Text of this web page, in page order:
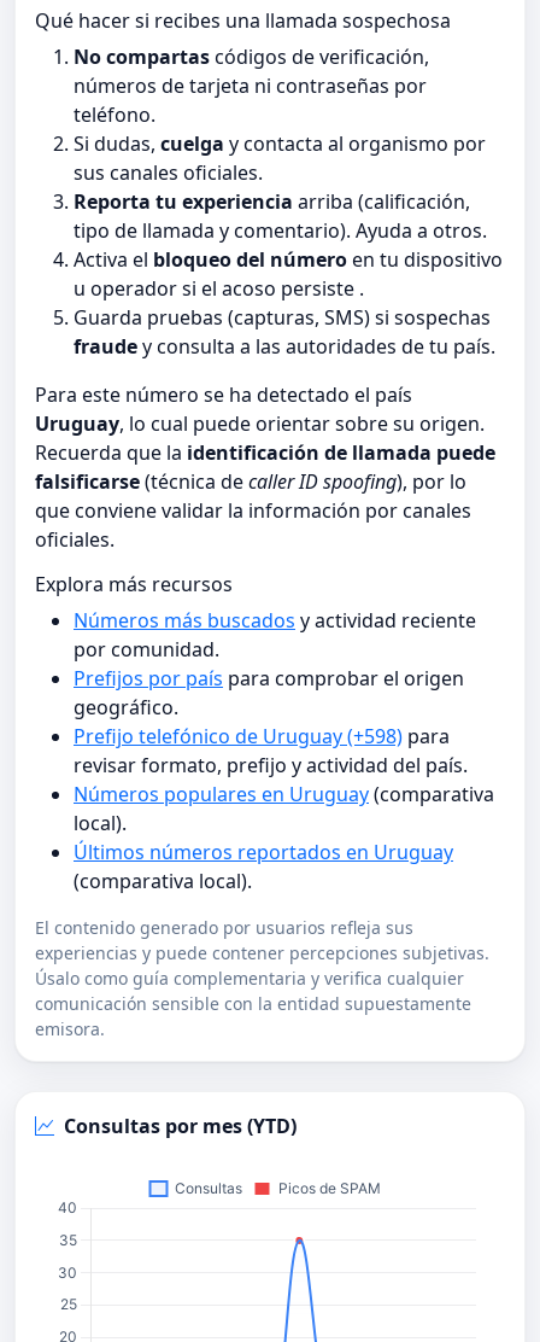
Qué hacer si recibes una llamada sospechosa
No compartascódigos de verificación,
números de tarjeta ni contraseñas por
teléfono.
Si dudas, cuelga y contacta al organismo por
sus canales oficiales.
Reporta tu experiencia arriba (calificación,
tipo de llamada y comentario). Ayuda a otros.
Activa el bloqueo del númeroen tu dispositivo
u operador si el acoso persiste .
Guarda pruebas (capturas, SMS) si sospechas
fraudey consulta a las autoridades de tu país.
Para este número se ha detectado el país
Uruguay, lo cual puede orientar sobre su origen.
Recuerda que la identificación de llamada puede
falsificarse(técnica decaller ID spoofing), por lo
que conviene validar la información por canales
oficiales.
Explora más recursos
Números más buscados y actividad reciente
por comunidad.
Prefijos por país para comprobar el origen
geográfico.
Prefijo telefónico de Uruguay (+598) para
revisar formato, prefijo y actividad del país.
Números populares en Uruguay(comparativa
local).
Últimos números reportados en Uruguay
(comparativa local).
El contenido generado por usuarios refleja sus
experiencias y puede contener percepciones subjetivas.
Úsalo como guía complementaria y verifica cualquier
comunicación sensible con la entidad supuestamente
emisora.
Consultas por mes (YTD)